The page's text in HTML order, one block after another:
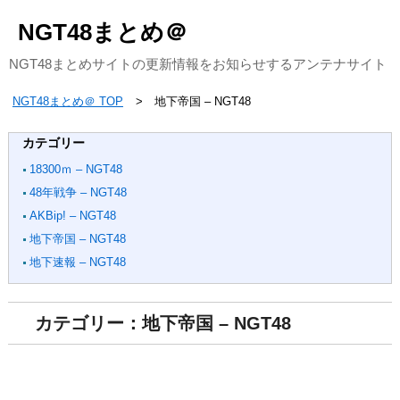
NGT48まとめ＠
NGT48まとめサイトの更新情報をお知らせするアンテナサイト
NGT48まとめ＠ TOP 地下帝国 – NGT48
カテゴリー
18300ｍ – NGT48
48年戦争 – NGT48
AKBip! – NGT48
地下帝国 – NGT48
地下速報 – NGT48
カテゴリー：地下帝国 – NGT48